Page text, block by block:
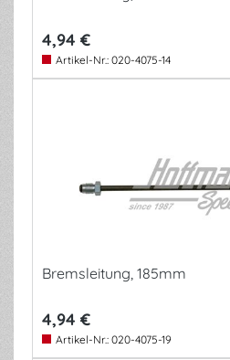
4,94 €
Artikel-Nr.: 020-4075-14
Bremsleitung, 185mm
4,94 €
Artikel-Nr.: 020-4075-19